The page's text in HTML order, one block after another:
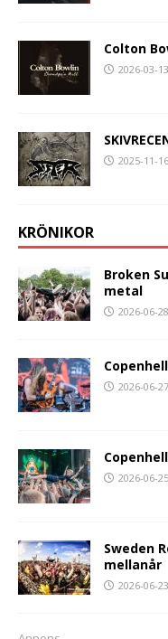
Colton
2026-03-13
2025-11-16
KRÖNIKOR
Broken
metal
2026-06-28
2026-06-27
2026-06-25
Sweden
mellanår
2026-06-23